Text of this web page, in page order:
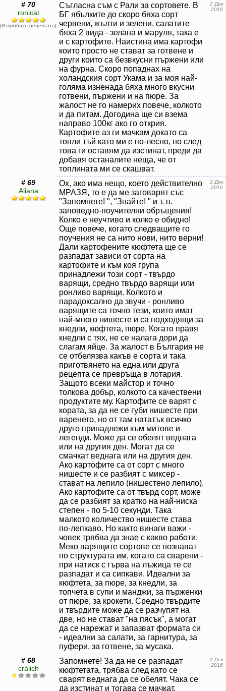
# 70
ronicat
[Изпробвал рецептата]
Съгласна съм с Рали за сортовете. В
БГ ябълките до скоро бяха сорт
червени, жълти и зелени, салатите
бяха 2 вида - зелана и маруля, така е
и с картофите. Наистина има картофи
които просто не стават за готвене и
други които са безвкусни пържени или
на фурна. Скоро попаднах на
холандския сорт Укама и за моя най-
голяма изненада бяха много вкусни
готвени, пържени и на пюре. За
жалост не го намерих повече, колкото
и да питам. Догодина ще си взема
направо 100кг ако го открия.
Картофите аз ги мачкам докато са
топли тъй като ми е по-лесно, но след
това ги оставям да изстинат, преди да
добавя останалите неща, че от
топлината ми се скашват.
2 Дек
2016
# 69
Aliana
Ох, ако има нещо, което действително
МРАЗЯ, то е да ме заговарят със
"Запомнете! ", "Знайте! " и т. п.
заповедно-поучителни обръщения!
Колко е неучтиво и колко е обидно!
Още повече, когато следващите го
поучения не са нито нови, нито верни!
Дали картофените кюфтета ще се
разпадат зависи от сорта на
картофите и към коя група
принадлежи този сорт - твърдо
варящи, средно твърдо варящи или
ронливо варящи. Колкото и
парадоксално да звучи - ронливо
варящите са точно тези, които имат
най-много нишесте и са подходящи за
кнедли, кюфтета, пюре. Когато правя
кнедли с тях, не се налага дори да
слагам яйце. За жалост в България не
се отбелязва какъв е сорта и така
приготвянето на една или друга
рецепта се превръща в лотария.
Защото всеки майстор и точно
толкова добър, колкото са качествени
продуктите му. Картофите се варят с
кората, за да не се губи нишесте при
варенето, но от там нататък всичко
друго принадлежи към митове и
легенди. Може да се обелят веднага
или на другия ден. Могат да се
смачкат веднага или на другия ден.
Aко картофите са от сорт с много
нишесте и се разбият с миксер -
стават на лепило (нишестено лепило).
Ако картофите са от твърд сорт, може
да се разбият за кратко на най-ниска
степен - по 5-10 секунди. Така
малкото количество нишесте става
по-лепкаво. Но както винаги важи -
човек трябва да знае с какво работи.
Меко варящите сортове се познават
по структурата им, когато са сварени -
при натиск с гърва на лъжица те се
разпадат и са сипкави. Идеални за
кюфтета, за пюре, за кнедли, за
топчета в супи и манджи, за пърженки
от пюре, за крокети. Средно твърдите
и твърдите може да се разчупят на
две, но не стават "на пясък", а могат
да се нарежат и запазват формата си
- идеални за салати, за гарнитура, за
пуфери, за готвене, за мусака.
2 Дек
2016
# 68
cralich
Запомнете! За да не се разпадат
кюфтетата, трябва след като се
сварят веднага да се обелят. Чака се
да изстинат и тогава се мачкат.
2 Дек
2016